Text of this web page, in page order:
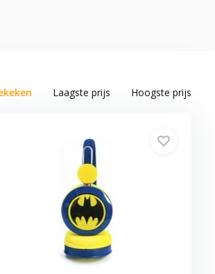
Laagste prijs Hoogste prijs